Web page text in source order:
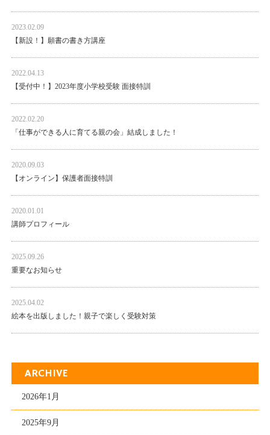
2023.02.09
【新設！】願書の書き方講座
2022.04.13
【受付中！】2023年度小学校受験 面接特訓
2022.02.20
「仕事ができる人に育てる親の会」結成しました！
2020.09.03
【オンライン】保護者面接特訓
2020.01.01
講師プロフィール
2025.09.26
重要なお知らせ
2025.04.02
絵本を出版しました！親子で楽しく受験対策
ARCHIVE
2026年1月
2025年9月